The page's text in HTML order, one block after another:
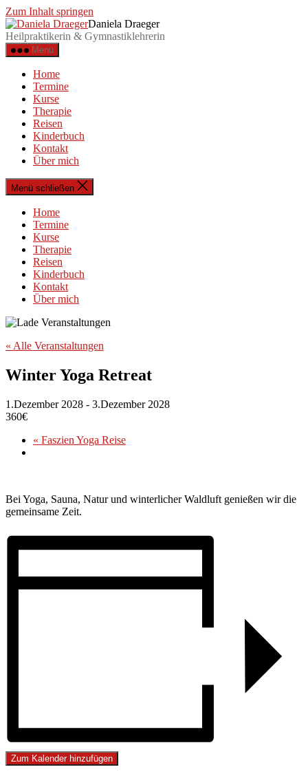
Zum Inhalt springen
Daniela Draeger
Heilpraktikerin & Gymnastiklehrerin
Menü
Home
Termine
Kurse
Therapie
Reisen
Kinderbuch
Kontakt
Über mich
Menü schließen
Home
Termine
Kurse
Therapie
Reisen
Kinderbuch
Kontakt
Über mich
« Alle Veranstaltungen
Winter Yoga Retreat
1.Dezember 2028 - 3.Dezember 2028
360€
« Faszien Yoga Reise
Bei Yoga, Sauna, Natur und winterlicher Waldluft genießen wir die
gemeinsame Zeit.
Zum Kalender hinzufügen